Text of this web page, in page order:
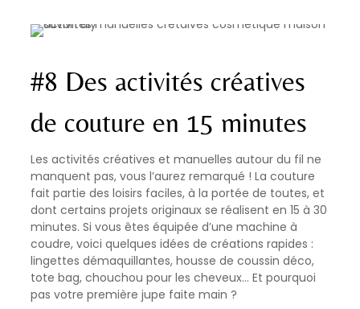
#8 Des activités créatives
de couture en 15 minutes
Les activités créatives et manuelles autour du fil ne
manquent pas, vous l’aurez remarqué ! La couture
fait partie des loisirs faciles, à la portée de toutes, et
dont certains projets originaux se réalisent en 15 à 30
minutes. Si vous êtes équipée d’une machine à
coudre, voici quelques idées de créations rapides :
lingettes démaquillantes, housse de coussin déco,
tote bag, chouchou pour les cheveux… Et pourquoi
pas votre première jupe faite main ?